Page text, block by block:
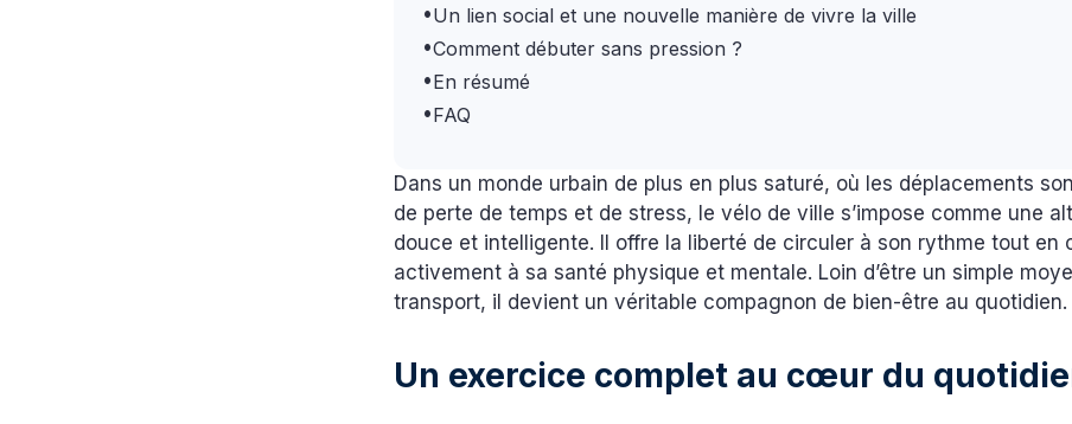
•Un lien social et une nouvelle manière de vivre la ville
•Comment débuter sans pression ?
•En résumé
•FAQ
Dans un monde urbain de plus en plus saturé, où les déplacements
de perte de temps et de stress, le vélo de ville s’impose comme une
douce et intelligente. Il offre la liberté de circuler à son rythme tout en
activement à sa santé physique et mentale. Loin d’être un simple
transport, il devient un véritable compagnon de bien-être au quotidien.
Un exercice complet au cœur du